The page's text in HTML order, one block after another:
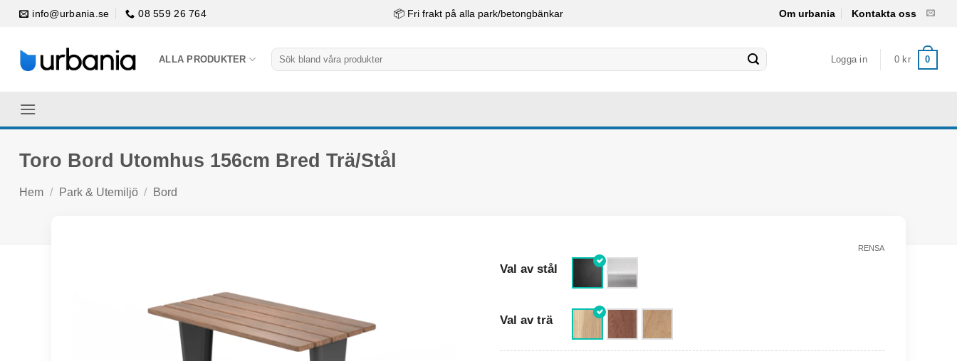
Skip
info@urbania.se 08 559 26 764 📦 Fri frakt på alla park/betongbänkar Om urbania Kontakta oss
ALLA PRODUKTER
Sök
efter:
Logga in 0 kr 0
Toro Bord Utomhus 156cm Bred Trä/Stål
Hem / Park & Utemiljö / Bord
Val av stål
Val av trä
RENSA